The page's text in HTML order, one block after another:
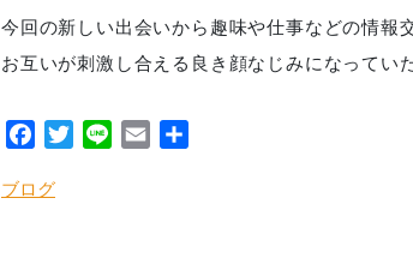
今回の新しい出会いから趣味や仕事などの情報
お互いが刺激し合える良き顔なじみになってい
Facebook
TwitterLine Email
ブログ